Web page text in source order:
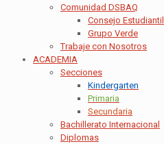
Comunidad DSBAQ
Consejo Estudiantil
Grupo Verde
Trabaje con Nosotros
ACADEMIA
Secciones
Kindergarten
Primaria
Secundaria
Bachillerato Internacional
Diplomas